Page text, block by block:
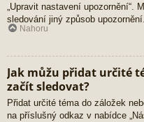
„Upravit nastavení
sledování jiný způsob upozornění.
Nahoru
Jak můžu přidat určité
začít sledovat?
Přidat určité téma do záložek
na příslušný odkaz v nabídce